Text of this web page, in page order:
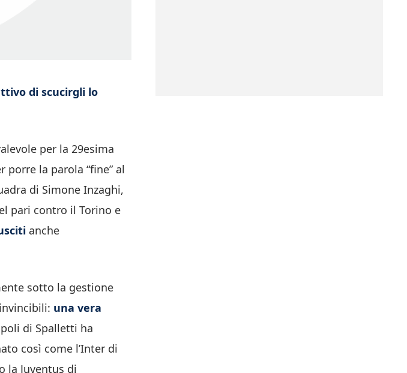
di scucirgli lo
per la 29esima
la parola “fine” al
di Simone Inzaghi,
pari contro il Torino e
anche
sotto la gestione
una vera
di Spalletti ha
così come l’Inter di
la Juventus di